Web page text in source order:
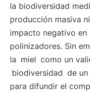
la biodiversidad
producción masiva
impacto negativo
polinizadores. Sin
la miel como un
biodiversidad de
para difundir el